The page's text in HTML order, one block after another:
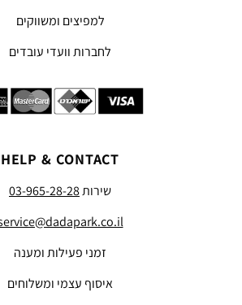
למפיצים ומשווקים
לחברות וועדי עובדים
HELP & CONTACT
שירות03-965-28-28
service@dadapark.co.il
זמני פעילות ומענה
איסוף עצמי ומשלוחים